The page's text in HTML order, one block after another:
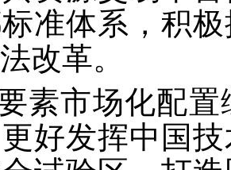
准体系，积
改革。
素市场化配
好发挥中国